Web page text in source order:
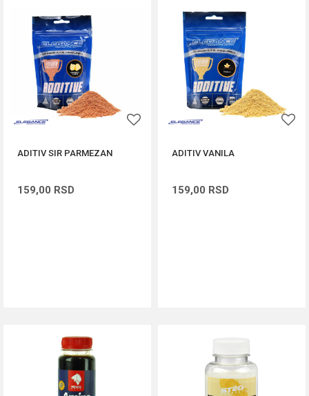
ADITIV SIR PARMEZAN
159,00 RSD
ADITIV VANILA
159,00 RSD